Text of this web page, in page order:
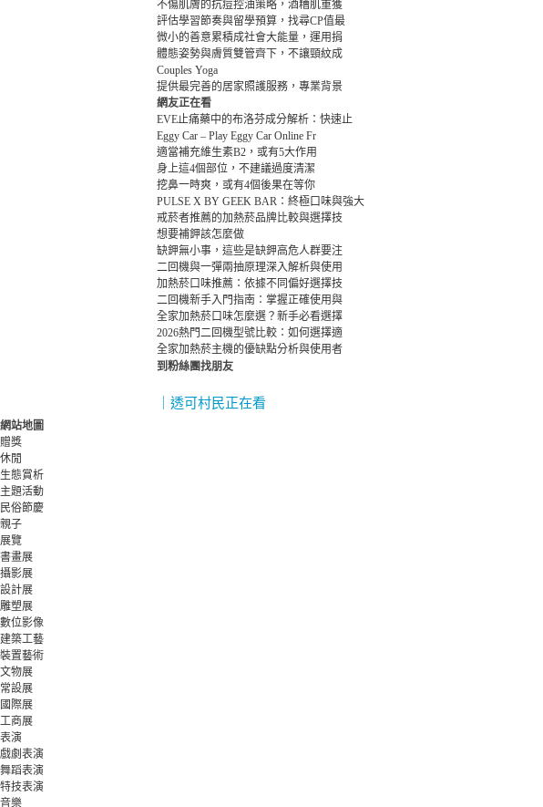
不傷肌膚的抗痘控油策略，酒糟肌重獲
評估學習節奏與留學預算，找尋CP值最
微小的善意累積成社會大能量，運用捐
體態姿勢與膚質雙管齊下，不讓頸紋成
Couples Yoga
提供最完善的居家照護服務，專業背景
網友正在看
EVE止痛藥中的布洛芬成分解析：快速止
Eggy Car – Play Eggy Car Online Fr
適當補充維生素B2，或有5大作用
身上這4個部位，不建議過度清潔
挖鼻一時爽，或有4個後果在等你
PULSE X BY GEEK BAR：終極口味與強大
戒菸者推薦的加熱菸品牌比較與選擇技
想要補鉀該怎麼做
缺鉀無小事，這些是缺鉀高危人群要注
二回機與一彈兩抽原理深入解析與使用
加熱菸口味推薦：依據不同偏好選擇技
二回機新手入門指南：掌握正確使用與
全家加熱菸口味怎麼選？新手必看選擇
2026熱門二回機型號比較：如何選擇適
全家加熱菸主機的優缺點分析與使用者
到粉絲團找朋友
｜透可村民正在看
網站地圖
贈獎
休閒
生態賞析
主題活動
民俗節慶
親子
展覽
書畫展
攝影展
設計展
雕塑展
數位影像
建築工藝
裝置藝術
文物展
常設展
國際展
工商展
表演
戲劇表演
舞蹈表演
特技表演
音樂